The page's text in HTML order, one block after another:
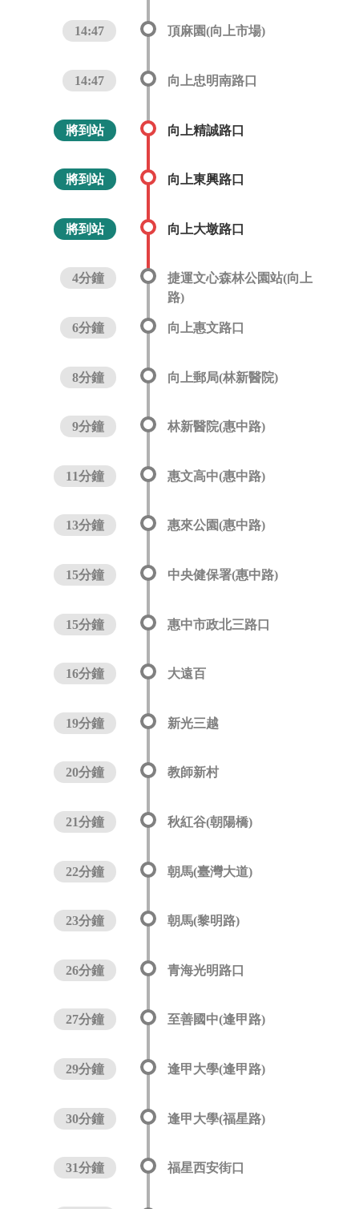
14:47 頂麻園(向上市場)
14:47 向上忠明南路口
將到站 向上精誠路口
將到站 向上東興路口
將到站 向上大墩路口
4分鐘
捷運文心森林公園站(向上
路)
6分鐘 向上惠文路口
8分鐘 向上郵局(林新醫院)
9分鐘 林新醫院(惠中路)
11分鐘 惠文高中(惠中路)
13分鐘 惠來公園(惠中路)
15分鐘 中央健保署(惠中路)
15分鐘 惠中市政北三路口
16分鐘 大遠百
19分鐘 新光三越
20分鐘 教師新村
21分鐘 秋紅谷(朝陽橋)
22分鐘 朝馬(臺灣大道)
23分鐘 朝馬(黎明路)
26分鐘 青海光明路口
27分鐘 至善國中(逢甲路)
29分鐘 逢甲大學(逢甲路)
30分鐘 逢甲大學(福星路)
31分鐘 福星西安街口